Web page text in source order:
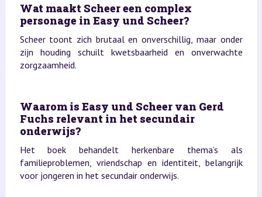
Wat maakt Scheer een complex
personage in Easy und Scheer?
Scheer toont zich brutaal en onverschillig, maar onder
zijn houding schuilt kwetsbaarheid en onverwachte
zorgzaamheid.
Waarom is Easy und Scheer van Gerd
Fuchs relevant in het secundair
onderwijs?
Het boek behandelt herkenbare thema’s als
familieproblemen, vriendschap en identiteit, belangrijk
voor jongeren in het secundair onderwijs.